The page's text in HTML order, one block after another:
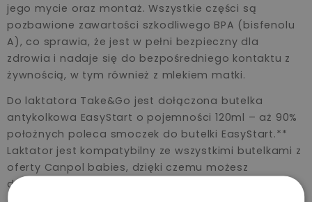
jego mycie oraz montaż. Wszystkie części są
pozbawione zawartości szkodliwego BPA (bisfenolu
A), co sprawia, że jest w pełni bezpieczny dla
zdrowia i nadaje się do bezpośredniego kontaktu z
żywnością, w tym również z mlekiem matki.
Do laktatora Take&Go jest dołączona butelka
antykolkowa EasyStart o pojemności 120ml – aż 90%
położnych poleca smoczek do butelki EasyStart.**
Laktator jest kompatybilny ze wszystkimi butelkami z
oferty Canpol babies, dzięki czemu możesz
dopasować pojemność butelki do wieku i potrzeb